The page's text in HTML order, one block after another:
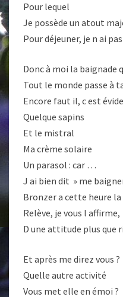
Pour lequel
Je possède un atout
Pour déjeuner, je n ai
Donc à moi la baignade
Tout le monde passe à
Encore faut il, c est
Quelque sapins
Et le mistral
Ma crème solaire
Un parasol : car …
J ai bien dit » me
Bronzer a cette heure la
Relève, je vous l affirme,
D une attitude plus que
Et après me direz vous ?
Quelle autre activité
Vous met elle en émoi ?